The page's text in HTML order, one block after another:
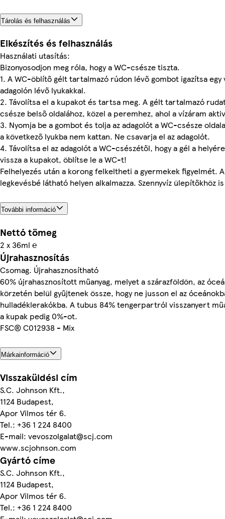
Tárolás és felhasználás
Elkészítés és felhasználás
Használati utasítás:
Bizonyosodjon meg róla, hogy a WC-csésze tiszta.
1. A WC-öblítő gélt tartalmazó rúdon lévő gombot igazítsa egy
adagolón lévő lyukakkal.
2. Távolítsa el a kupakot és tartsa meg. A gélt tartalmazó
csésze belső oldalához, közel a peremhez, ahol a vízáram
3. Nyomja be a gombot és tolja az adagolót a WC-csésze
a következő lyukba nem kattan. Ne csavarja el az adagolót.
4. Távolítsa el az adagolót a WC-csészétől, hogy a gél a
vissza a kupakot, öblítse le a WC-t!
Felhelyezés után a korong felkeltheti a gyermekek figyelmét.
legkevésbé látható helyen alkalmazza. Szennyvíz ülepítőkhöz
További információ
Nettó tömeg
2 x 36ml ℮
Újrahasznosítás
Csomag. Újrahasznosítható
60% újrahasznosított műanyag, melyet a szárazföldön, az
körzetén belül gyűjtenek össze, hogy ne jusson el az
hulladéklerakókba. A tubus 84% tengerpartról visszanyert
a kupak pedig 0%-ot.
FSC® C012938 - Mix
Márkainformáció
Visszaküldési cím
S.C. Johnson Kft.,
1124 Budapest,
Apor Vilmos tér 6.
Tel.: +36 1 224 8400
E-mail: vevoszolgalat@scj.com
www.scjohnson.com
Gyártó címe
S.C. Johnson Kft.,
1124 Budapest,
Apor Vilmos tér 6.
Tel.: +36 1 224 8400